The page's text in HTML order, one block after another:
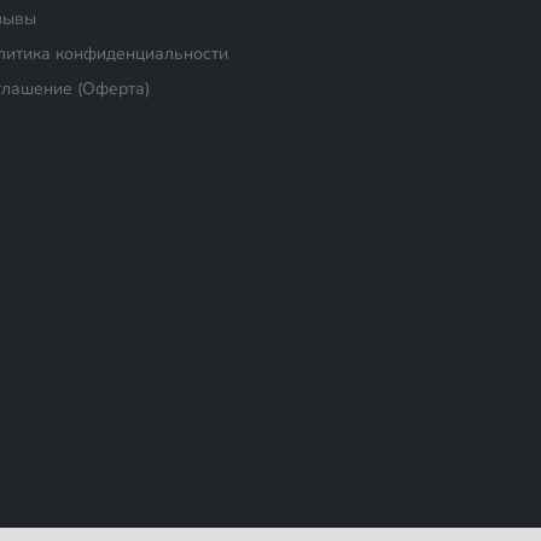
конфиденциальности
(Оферта)